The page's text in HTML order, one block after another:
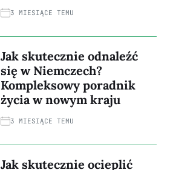
3 MIESIĄCE TEMU
Jak skutecznie odnaleźć
się w Niemczech?
Kompleksowy poradnik
życia w nowym kraju
3 MIESIĄCE TEMU
Jak skutecznie ocieplić